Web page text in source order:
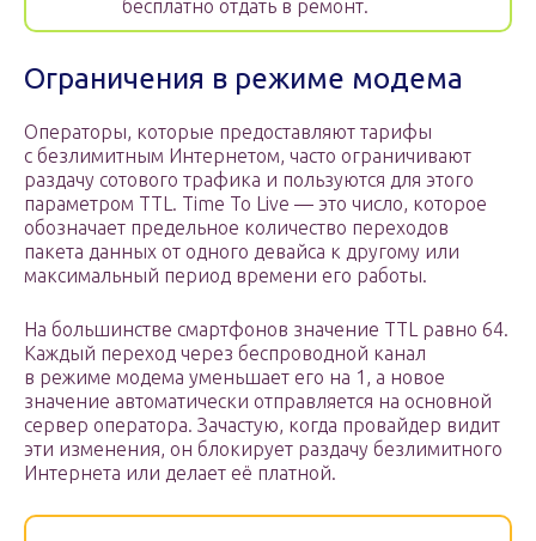
бесплатно отдать в ремонт.
Ограничения в режиме модема
Операторы, которые предоставляют тарифы
с безлимитным Интернетом, часто ограничивают
раздачу сотового трафика и пользуются для этого
параметром TTL. Time To Live — это число, которое
обозначает предельное количество переходов
пакета данных от одного девайса к другому или
максимальный период времени его работы.
На большинстве смартфонов значение TTL равно 64.
Каждый переход через беспроводной канал
в режиме модема уменьшает его на 1, а новое
значение автоматически отправляется на основной
сервер оператора. Зачастую, когда провайдер видит
эти изменения, он блокирует раздачу безлимитного
Интернета или делает её платной.